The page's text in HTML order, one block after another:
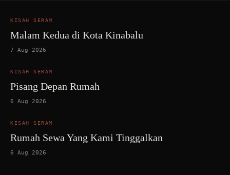
KISAH SERAM
Malam Kedua di Kota Kinabalu
7 Aug 2026
KISAH SERAM
Pisang Depan Rumah
6 Aug 2026
KISAH SERAM
Rumah Sewa Yang Kami Tinggalkan
6 Aug 2026